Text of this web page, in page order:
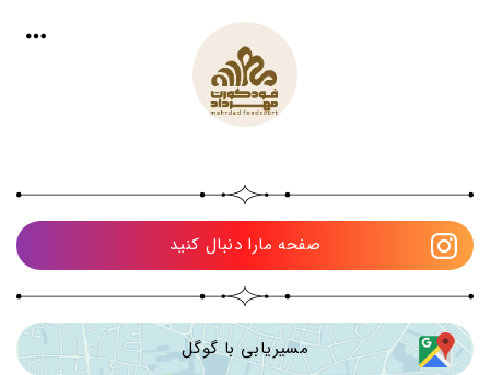
صفحه مارا دنبال کنید
مسیریابی با گوگل